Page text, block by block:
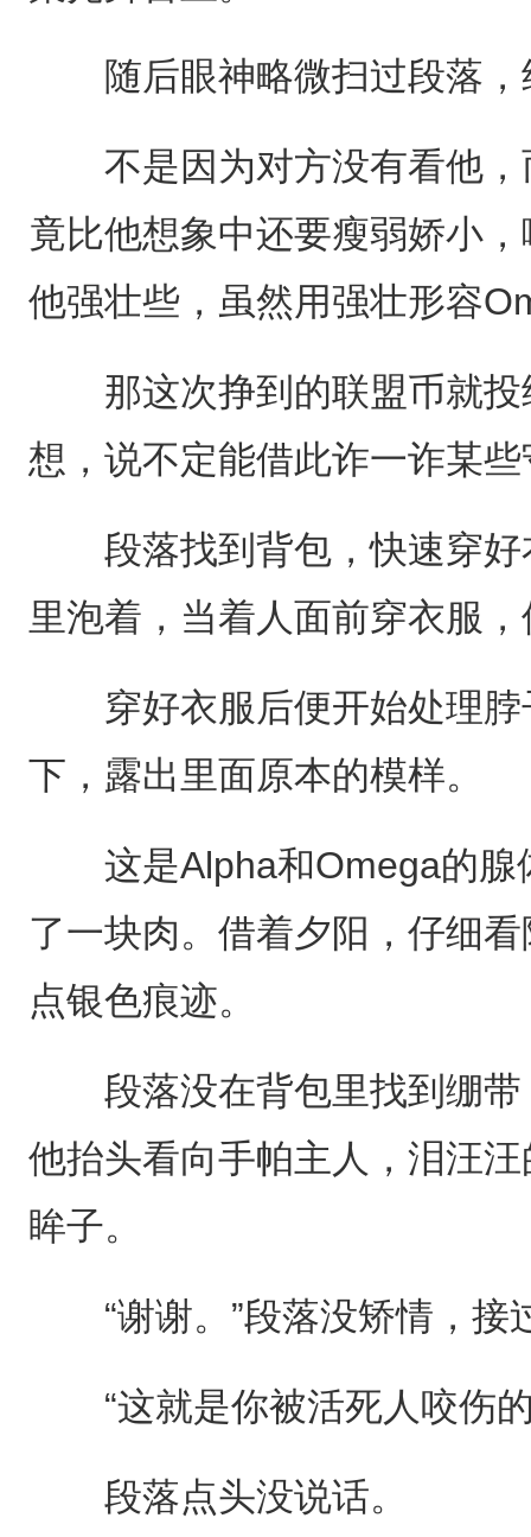
随后眼神略微扫过段落，
不是因为对方没有看他，
竟比他想象中还要瘦弱娇小
他强壮些，虽然用强壮形容
那这次挣到的联盟币就投
想，说不定能借此诈一诈某
段落找到背包，快速穿好
里泡着，当着人面前穿衣服
穿好衣服后便开始处理脖
下，露出里面原本的模样。
这是Alpha和Omega的腺
了一块肉。借着夕阳，仔细
点银色痕迹。
段落没在背包里找到绷带
他抬头看向手帕主人，泪汪
眸子。
“谢谢。”段落没矫情，接
“这就是你被活死人咬伤的
段落点头没说话。